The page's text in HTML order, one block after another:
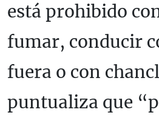
está prohibido
fumar, conducir
fuera o con
puntualiza que